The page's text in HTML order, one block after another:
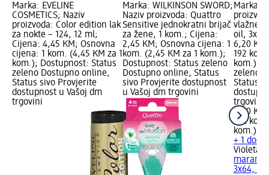
Marka: EVELINE
COSMETICS; Naziv
proizvoda: Color edition lak
za nokte – 124, 12 ml;
Cijena: 4,45 KM; Osnovna
cijena: 1 kom. (4,45 KM za 1
kom.); Dostupnost: Status
zeleno Dostupno online,
Status sivo Provjerite
dostupnost u Vašoj dm
trgovini
Marka: WILKINSON SWORD;
Naziv proizvoda: Quattro
Sensitive jednokratni brijač
za žene, 1 kom.; Cijena:
2,45 KM; Osnovna cijena: 1
kom. (2,45 KM za 1 kom.);
Dostupnost: Status zeleno
Dostupno online, Status
sivo Provjerite dostupnost
u Vašoj dm trgovini
Marka:
vlažne
oil,
6,20
192
kom.);
zeleno
Status
trgovini
6,20 KM
192
kom.)
+ 1
Violeta
3x64,